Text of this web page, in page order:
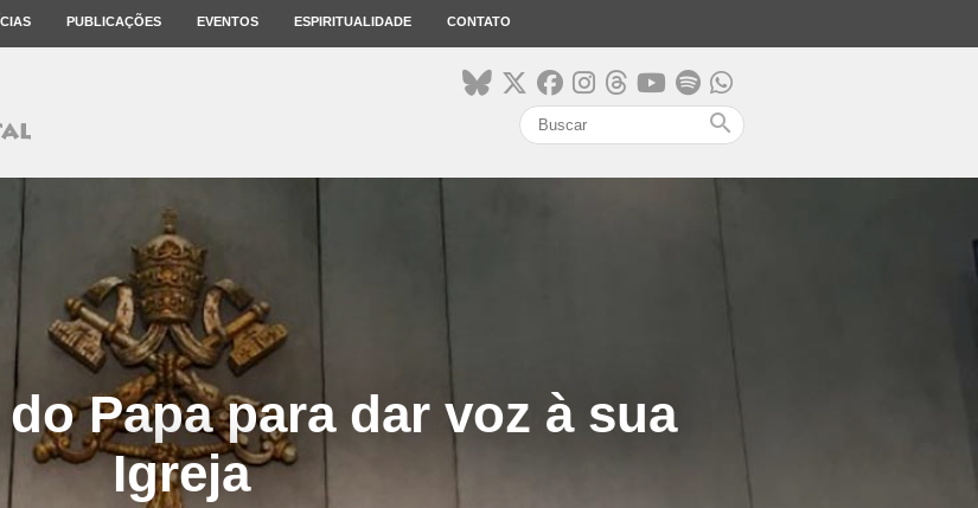
PUBLICAÇÕES EVENTOS ESPIRITUALIDADE CONTATO
search
Papa para dar voz à sua
Igreja